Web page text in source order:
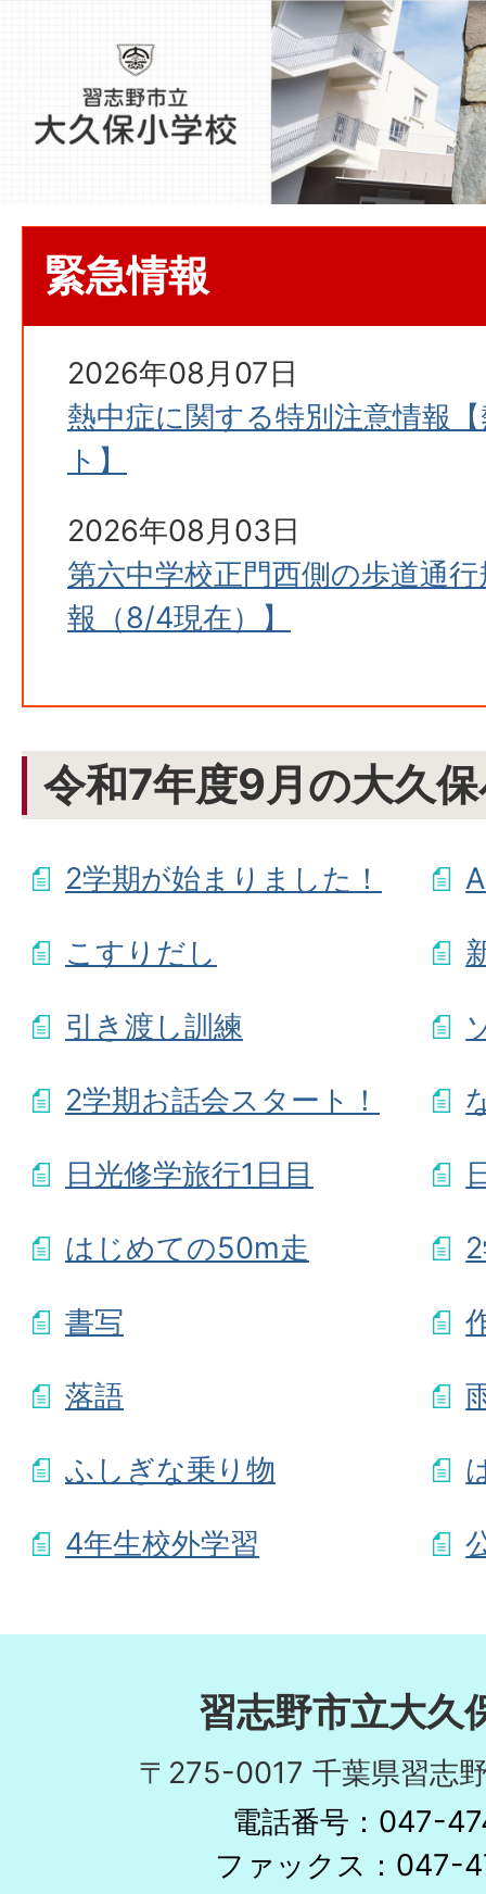
緊急情報
2026年08月07日
熱中症に関する特別注意情報
ト】
2026年08月03日
第六中学校正門西側の歩道通
報（8/4現在）】
令和7年度9月の大久
2学期が始まりました！
こすりだし
引き渡し訓練
2学期お話会スタート！
日光修学旅行1日目
はじめての50m走
書写
落語
ふしぎな乗り物
4年生校外学習
習志野市立大久
〒275-0017 千葉県習志
電話番号：047-
ファックス：047-